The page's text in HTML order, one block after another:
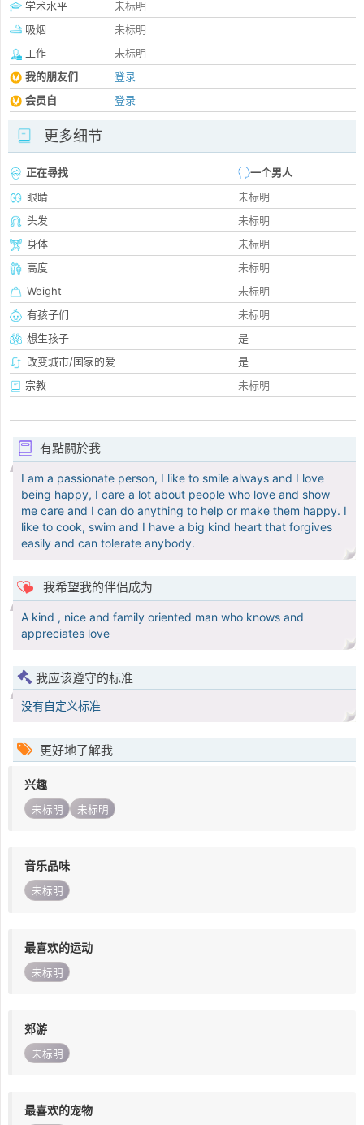
学术水平
未标明
吸烟
未标明
工作
未标明
我的朋友们
登录
会员自
登录
更多细节
正在尋找
一个男人
眼睛
未标明
头发
未标明
身体
未标明
高度
未标明
Weight
未标明
有孩子们
未标明
想生孩子
是
改变城市/国家的爱
是
宗教
未标明
有點關於我
I am a passionate person, I like to smile always and I love
being happy, I care a lot about people who love and show
me care and I can do anything to help or make them happy. I
like to cook, swim and I have a big kind heart that forgives
easily and can tolerate anybody.
我希望我的伴侣成为
A kind , nice and family oriented man who knows and
appreciates love
我应该遵守的标准
没有自定义标准
更好地了解我
兴趣
未标明 未标明
音乐品味
未标明
最喜欢的运动
未标明
郊游
未标明
最喜欢的宠物